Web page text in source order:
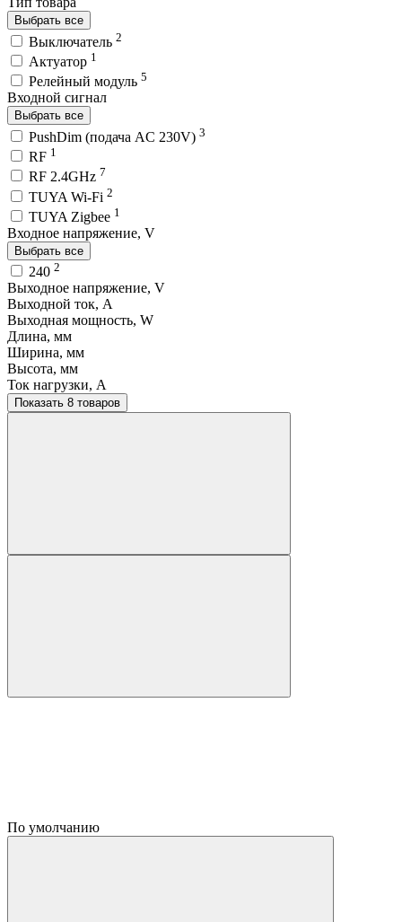
Выбрать все
Выключатель 2
Актуатор 1
Релейный модуль 5
Входной сигнал
Выбрать все
PushDim (подача AC 230V) 3
RF 1
RF 2.4GHz 7
TUYA Wi-Fi 2
TUYA Zigbee 1
Входное напряжение, V
Выбрать все
240 2
Выходное напряжение, V
Выходной ток, A
Выходная мощность, W
Длина, мм
Ширина, мм
Высота, мм
Ток нагрузки, A
Показать 8 товаров
По умолчанию